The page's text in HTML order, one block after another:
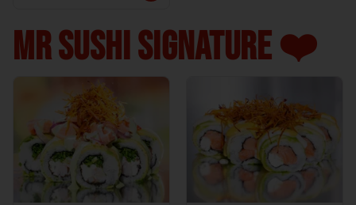
MR SUSHI SIGNATURE ❤️